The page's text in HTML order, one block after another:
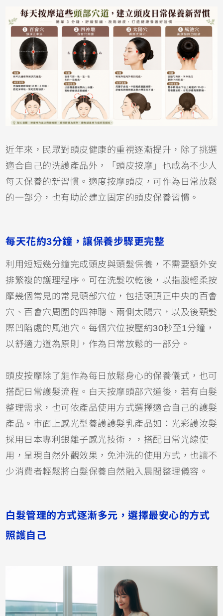
近年來，民眾對頭皮健康的重視逐漸提升，除了挑選
適合自己的洗護產品外，「頭皮按摩」也成為不少人
每天保養的新習慣。適度按摩頭皮，可作為日常放鬆
的一部分，也有助於建立固定的頭皮保養習慣。
每天花約3分鐘，讓保養步驟更完整
利用短短幾分鐘完成頭皮與頭髮保養，不需要額外安
排繁複的護理程序。可在洗髮吹乾後，以指腹輕柔按
摩幾個常見的常見頭部穴位，包括頭頂正中央的百會
穴、百會穴周圍的四神聰、兩側太陽穴，以及後頸髮
際凹陷處的風池穴。每個穴位按壓約30秒至1分鐘，
以舒適力道為原則，作為日常放鬆的一部分。
頭皮按摩除了能作為每日放鬆身心的保養儀式，也可
搭配日常護髮流程。白天按摩頭部穴道後，若有白髮
整理需求，也可依產品使用方式選擇適合自己的護髮
產品。市面上感光型養護護髮乳產品如：光彩護汝髮
採用日本專利銀離子感光技術，，搭配日常光線使
用，呈現自然外觀效果，免沖洗的使用方式，也讓不
少消費者輕鬆將白髮保養自然融入晨間整理儀容。
白髮管理的方式逐漸多元，選擇最安心的方式
照護自己